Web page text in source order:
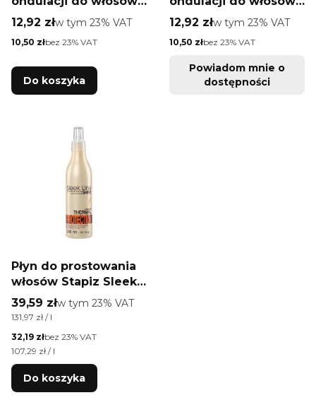
mało podatnych na
skręt Joanna Naturia
loki
Cena brutto
12,92 złw tym %s VAT
w tym 23% VAT
Cena netto
10,50 złbez 23% VAT
Do koszyka
delikatnych Joanna
Naturia loki
Cena brutto
12,92 złw tym %s VAT
w tym 23% VAT
Cena netto
10,50 złbez 23% VAT
Powiadom mnie o
dostępności
Płyn do prostowania
włosów Stapiz Sleek
Line thermal
protection 2 phases
Cena brutto
39,59 złw tym %s VAT
w tym 23% VAT
Cena jednostkowa brutto
131,97 zł / l
Cena netto
32,19 złbez 23% VAT
Cena jednostkowa netto
107,29 zł / l
Do koszyka